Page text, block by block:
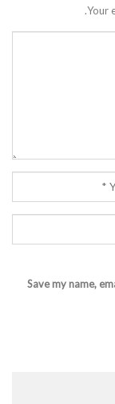
Your
Save my name,